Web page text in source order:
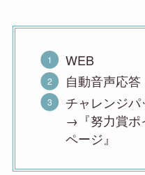
WEB
自動音声応答
チャレンジパ
→『努力賞ポ
ページ』